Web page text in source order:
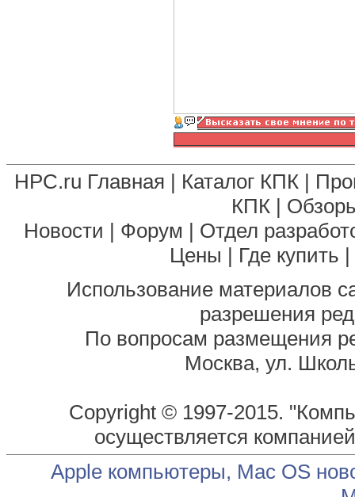
HPC.ru Главная | Каталог КПК |
КПК |
Новости | Форум | Отдел
Цены | Где купить |
Использование материалов
разрешения
По вопросам размещения
Москва, ул.
Copyright © 1997-2015.
осуществляется
Apple компьютеры, Mac OS